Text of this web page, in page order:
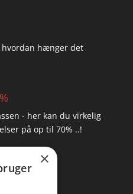
hvordan hænger det
- her kan du virkelig
på op til 70% ..!
×